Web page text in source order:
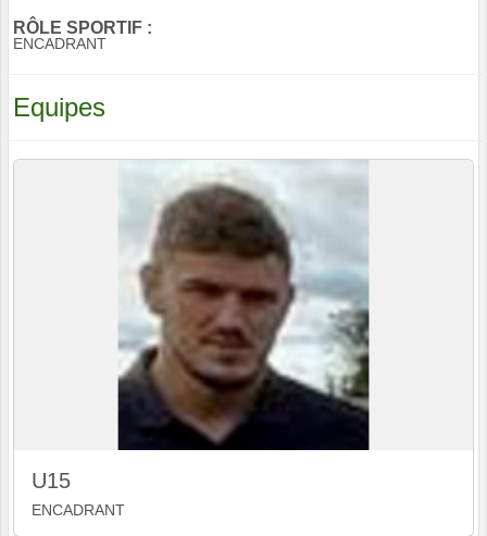
RÔLE SPORTIF :
ENCADRANT
Equipes
U15
ENCADRANT